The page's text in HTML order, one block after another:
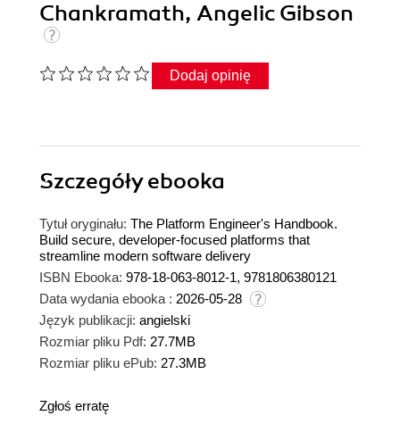
Chankramath, Angelic Gibson
Dodaj opinię
Szczegółyebooka
Tytuł oryginału: The Platform Engineer's Handbook.
Build secure, developer-focused platforms that
streamline modern software delivery
ISBN Ebooka: 978-18-063-8012-1, 9781806380121
Data wydania ebooka : 2026-05-28
Język publikacji: angielski
Rozmiar pliku Pdf: 27.7MB
Rozmiar pliku ePub: 27.3MB
Zgłoś erratę